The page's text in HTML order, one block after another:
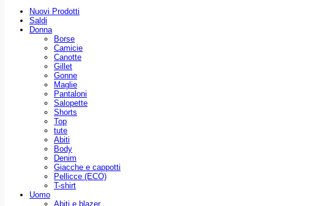
Nuovi Prodotti
Saldi
Donna
Borse
Camicie
Canotte
Gillet
Gonne
Maglie
Pantaloni
Salopette
Shorts
Top
tute
Abiti
Body
Denim
Giacche e cappotti
Pellicce (ECO)
T-shirt
Uomo
Abiti e blazer